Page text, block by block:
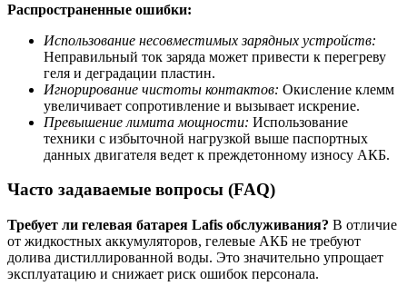
Распространенные ошибки:
Использование несовместимых зарядных устройств:
Неправильный ток заряда может привести к перегреву
геля и деградации пластин.
Игнорирование чистоты контактов: Окисление клемм
увеличивает сопротивление и вызывает искрение.
Превышение лимита мощности: Использование
техники с избыточной нагрузкой выше паспортных
данных двигателя ведет к преждетонному износу АКБ.
Часто задаваемые вопросы (FAQ)
Требует ли гелевая батарея Lafis обслуживания? В отличие
от жидкостных аккумуляторов, гелевые АКБ не требуют
долива дистиллированной воды. Это значительно упрощает
эксплуатацию и снижает риск ошибок персонала.